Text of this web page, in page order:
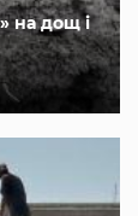
на дощ і